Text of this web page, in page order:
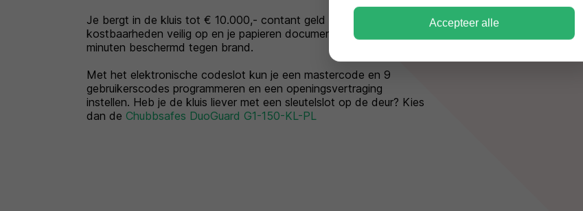
Je bergt in de kluis tot € 10.000,- contant geld of € 20.000,-
kostbaarheden veilig op en je papieren documenten zijn tot 60
minuten beschermd tegen brand.
Met het elektronische codeslot kun je een mastercode en 9
gebruikerscodes programmeren en een openingsvertraging
instellen. Heb je de kluis liever met een sleutelslot op de deur? Kies
dan de Chubbsafes DuoGuard G1-150-KL-PL
Accepteer alle